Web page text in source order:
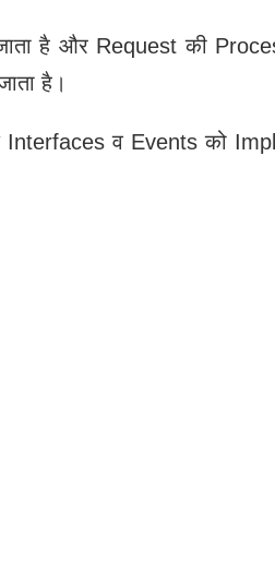
है और Request की
है।
व Events को